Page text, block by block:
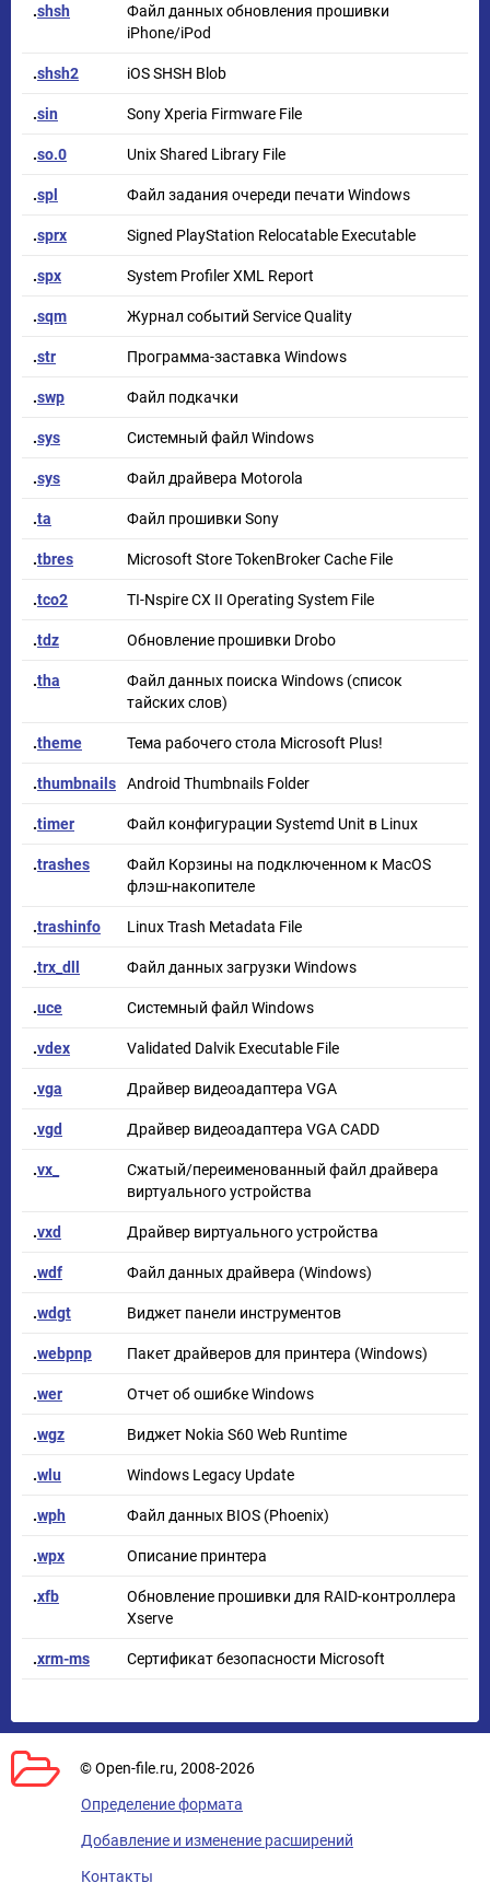
.shsh
Файл данных обновления прошивки
iPhone/iPod
.shsh2 iOS SHSH Blob
.sin Sony Xperia Firmware File
.so.0 Unix Shared Library File
.spl Файл задания очереди печати Windows
.sprx Signed PlayStation Relocatable Executable
.spx System Profiler XML Report
.sqm Журнал событий Service Quality
.str Программа-заставка Windows
.swp Файл подкачки
.sys Системный файл Windows
.sys Файл драйвера Motorola
.ta Файл прошивки Sony
.tbres Microsoft Store TokenBroker Cache File
.tco2 TI-Nspire CX II Operating System File
.tdz Обновление прошивки Drobo
.tha
Файл данных поиска Windows (список
тайских слов)
.theme Тема рабочего стола Microsoft Plus!
.thumbnails Android Thumbnails Folder
.timer Файл конфигурации Systemd Unit в Linux
.trashes
Файл Корзины на подключенном к MacOS
флэш-накопителе
.trashinfo Linux Trash Metadata File
.trx_dll Файл данных загрузки Windows
.uce Системный файл Windows
.vdex Validated Dalvik Executable File
.vga Драйвер видеоадаптера VGA
.vgd Драйвер видеоадаптера VGA CADD
.vx_
Сжатый/переименованный файл драйвера
виртуального устройства
.vxd Драйвер виртуального устройства
.wdf Файл данных драйвера (Windows)
.wdgt Виджет панели инструментов
.webpnp Пакет драйверов для принтера (Windows)
.wer Отчет об ошибке Windows
.wgz Виджет Nokia S60 Web Runtime
.wlu Windows Legacy Update
.wph Файл данных BIOS (Phoenix)
.wpx Описание принтера
.xfb
Обновление прошивки для RAID-контроллера
Xserve
.xrm-ms Сертификат безопасности Microsoft
© Open-file.ru, 2008-2026
Определение формата
Добавление и изменение расширений
Контакты